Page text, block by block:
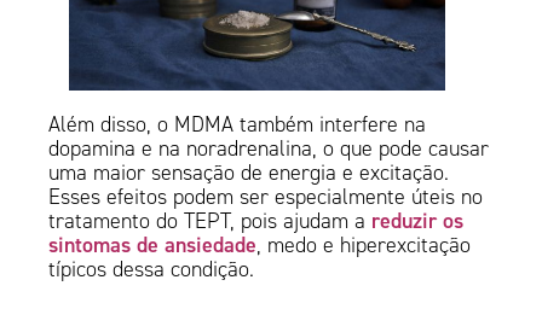
Além disso, o MDMA também interfere na
dopamina e na noradrenalina, o que pode causar
uma maior sensação de energia e excitação.
Esses efeitos podem ser especialmente úteis no
tratamento do TEPT, pois ajudam a reduzir os
sintomas de ansiedade, medo e hiperexcitação
típicos dessa condição.